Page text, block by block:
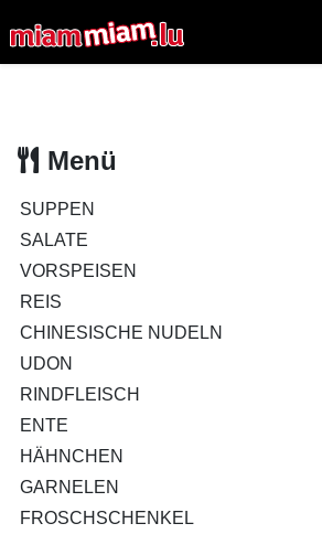
Menü
SUPPEN
SALATE
VORSPEISEN
REIS
CHINESISCHE NUDELN
UDON
RINDFLEISCH
ENTE
HÄHNCHEN
GARNELEN
FROSCHSCHENKEL